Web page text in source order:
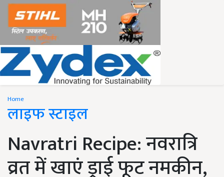
Home
लाइफ स्टाइल
Navratri Recipe: नवरात्रि
व्रत में खाएं ड्राई फूट नमकीन,